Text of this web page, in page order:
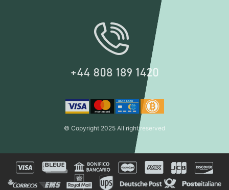
© Copyright 2025 All right reserved